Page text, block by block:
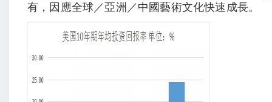
有，因應全球／亞洲／中國藝術文化快速成長。